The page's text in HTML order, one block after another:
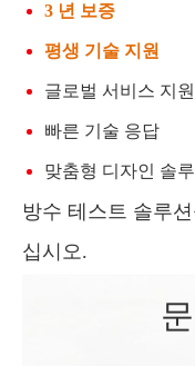
3 년 보증
평생 기술 지원
글로벌 서비스 지원
빠른 기술 응답
맞춤형 디자인 솔
방수 테스트 솔루
십시오.